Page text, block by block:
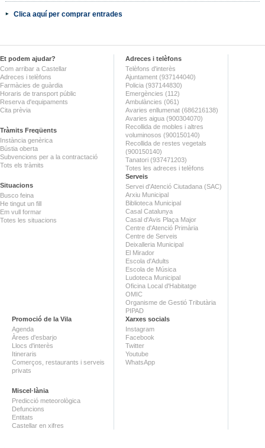
Clica aquí per comprar entrades
Et podem ajudar?
Com arribar a Castellar
Adreces i telèfons
Farmàcies de guàrdia
Horaris de transport públic
Reserva d'equipaments
Cita prèvia
Tràmits Freqüents
Instància genèrica
Bústia oberta
Subvencions per a la contractació
Tots els tràmits
Situacions
Busco feina
He tingut un fill
Em vull formar
Totes les situacions
Adreces i telèfons
Telèfons d'interès
Ajuntament (937144040)
Policia (937144830)
Emergències (112)
Ambulàncies (061)
Avaries enllumenat (686216138)
Avaries aigua (900304070)
Recollida de mobles i altres
voluminosos (900150140)
Recollida de restes vegetals
(900150140)
Tanatori (937471203)
Totes les adreces i telèfons
Serveis
Servei d'Atenció Ciutadana (SAC)
Arxiu Municipal
Biblioteca Municipal
Casal Catalunya
Casal d'Avis Plaça Major
Centre d'Atenció Primària
Centre de Serveis
Deixalleria Municipal
El Mirador
Escola d'Adults
Escola de Música
Ludoteca Municipal
Oficina Local d'Habitatge
OMIC
Organisme de Gestió Tributària
PIPAD
Promoció de la Vila
Agenda
Àrees d'esbarjo
Llocs d'interès
Itineraris
Comerços, restaurants i serveis
privats
Miscel·lània
Predicció meteorològica
Defuncions
Entitats
Castellar en xifres
Xarxes socials
Instagram
Facebook
Twitter
Youtube
WhatsApp